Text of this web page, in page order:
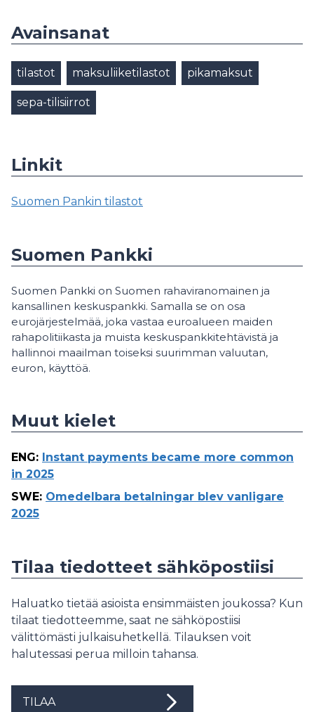
Avainsanat
tilastot maksuliiketilastot pikamaksut
sepa-tilisiirrot
Linkit
Suomen Pankin tilastot
Suomen Pankki
Suomen Pankki on Suomen rahaviranomainen ja
kansallinen keskuspankki. Samalla se on osa
eurojärjestelmää, joka vastaa euroalueen maiden
rahapolitiikasta ja muista keskuspankkitehtävistä ja
hallinnoi maailman toiseksi suurimman valuutan,
euron, käyttöä.
Muut kielet
ENG: Instant payments became more common
in 2025
SWE: Omedelbara betalningar blev vanligare
2025
Tilaa tiedotteet sähköpostiisi
Haluatko tietää asioista ensimmäisten joukossa? Kun
tilaat tiedotteemme, saat ne sähköpostiisi
välittömästi julkaisuhetkellä. Tilauksen voit
halutessasi perua milloin tahansa.
TILAA